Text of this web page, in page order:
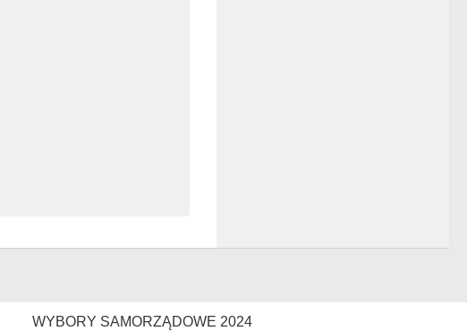
WYBORY SAMORZĄDOWE 2024